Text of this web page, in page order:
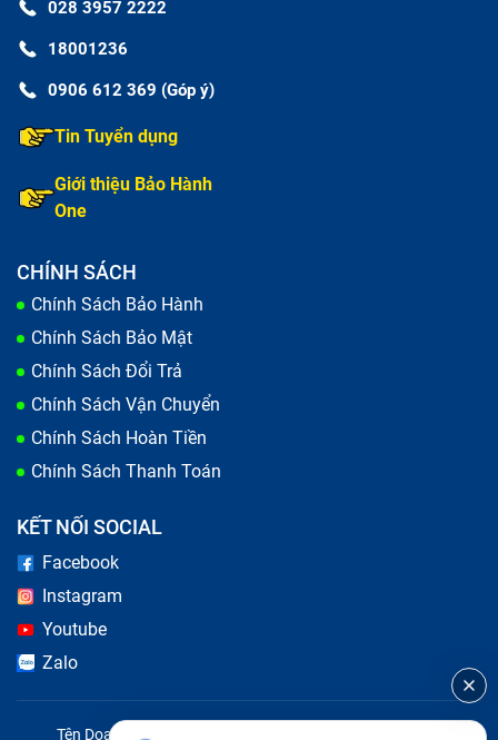
028 3957 2222
18001236
0906 612 369 (Góp ý)
Tin Tuyển dụng
Giới thiệu Bảo Hành
One
CHÍNH SÁCH
Chính Sách Bảo Hành
Chính Sách Bảo Mật
Chính Sách Đổi Trả
Chính Sách Vận Chuyển
Chính Sách Hoàn Tiền
Chính Sách Thanh Toán
KẾT NỐI SOCIAL
Facebook
Instagram
Youtube
Zalo
Tên Doanh Nghiệp: CÔNG TY TNHH CITY ONE VIỆT NAM